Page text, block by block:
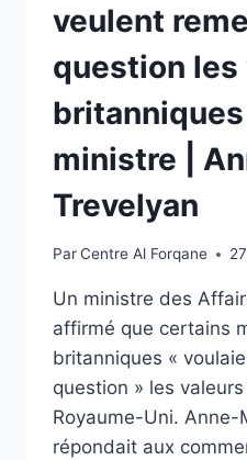
veulent
question les
ministre |
Trevelyan
ParCentre Al Forqane
Un ministre des
affirmé que certains
britanniques «
question » les
Royaume-Uni. Anne-
répondait aux